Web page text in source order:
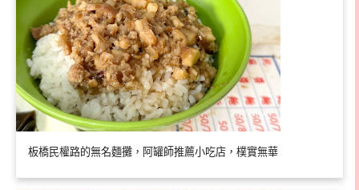
板橋民權路的無名麵攤，阿罐師推薦小吃店，樸實無華